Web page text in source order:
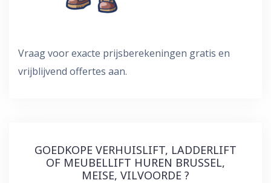
Vraag voor exacte prijsberekeningen gratis en
vrijblijvend offertes aan.
GOEDKOPE VERHUISLIFT, LADDERLIFT
OF MEUBELLIFT HUREN BRUSSEL,
MEISE, VILVOORDE ?